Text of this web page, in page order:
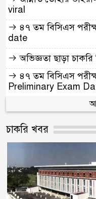
viral
৪৭ তম বিসিএস
date
অভিজ্ঞতা ছাড়া চাকরি
৪৭ তম বিসিএস
Preliminary Exam
চাকরি খবর